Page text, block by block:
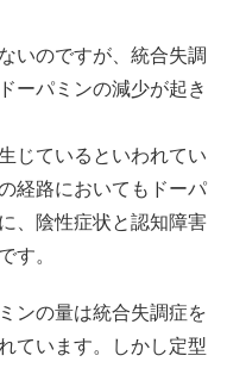
いのですが、統合失調
ーパミンの減少が起き
じているといわれてい
経路においてもドーパ
、陰性症状と認知障害
す。
ンの量は統合失調症を
ています。しかし定型